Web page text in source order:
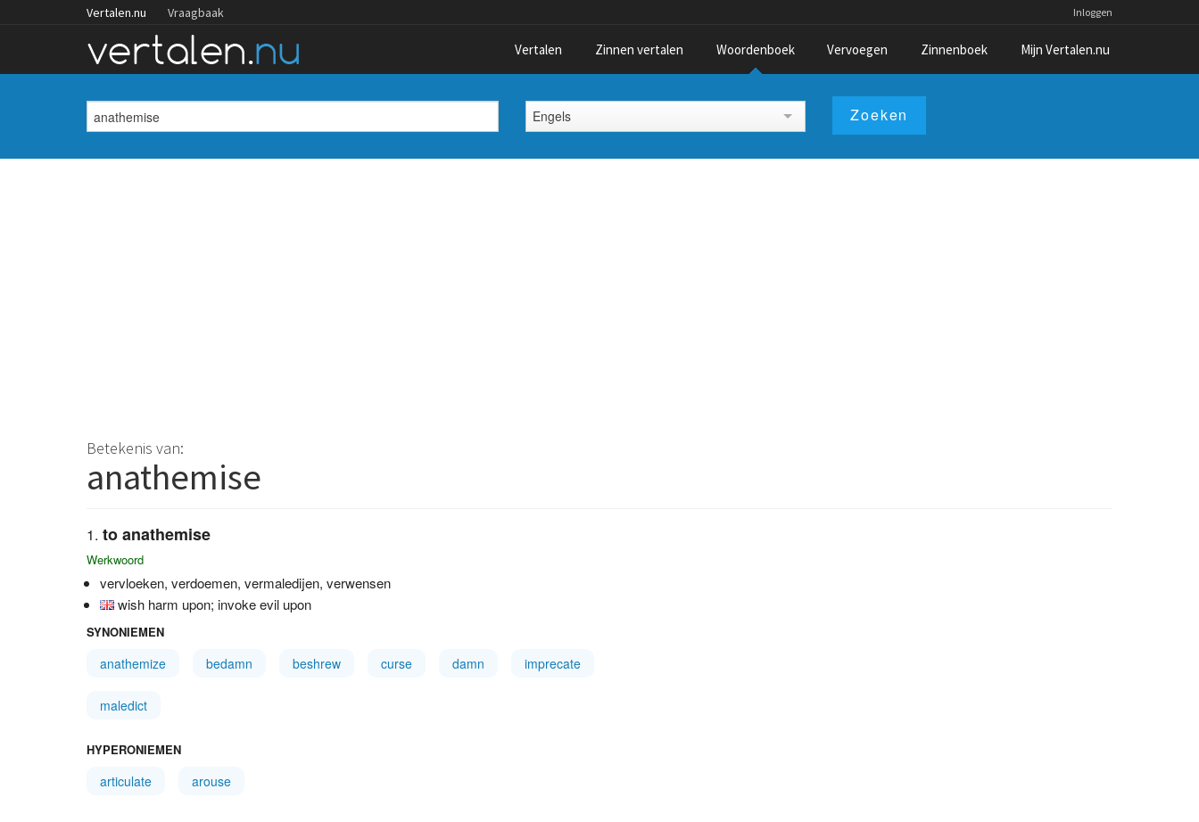
Vertalen.nu Vraagbaak Inloggen
Vertalen Zinnen vertalen Woordenboek Vervoegen Zinnenboek Mijn Vertalen.nu
Engels
Betekenis van:
anathemise
to anathemise
Werkwoord
vervloeken, verdoemen, vermaledijen, verwensen
wish harm upon; invoke evil upon
SYNONIEMEN
anathemize bedamn beshrew curse damn imprecate
maledict
HYPERONIEMEN
articulate arouse